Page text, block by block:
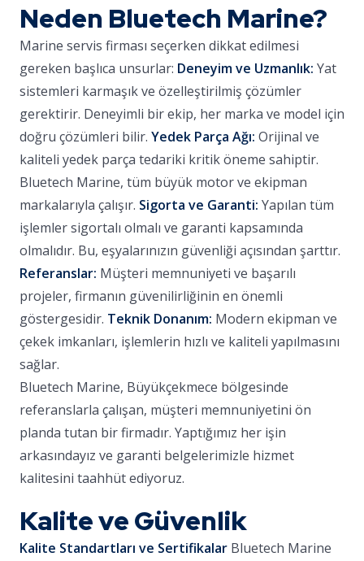
Neden Bluetech Marine?
Marine servis firması seçerken dikkat edilmesi
gereken başlıca unsurlar: Deneyim ve Uzmanlık: Yat
sistemleri karmaşık ve özelleştirilmiş çözümler
gerektirir. Deneyimli bir ekip, her marka ve model için
doğru çözümleri bilir. Yedek Parça Ağı: Orijinal ve
kaliteli yedek parça tedariki kritik öneme sahiptir.
Bluetech Marine, tüm büyük motor ve ekipman
markalarıyla çalışır. Sigorta ve Garanti: Yapılan tüm
işlemler sigortalı olmalı ve garanti kapsamında
olmalıdır. Bu, eşyalarınızın güvenliği açısından şarttır.
Referanslar: Müşteri memnuniyeti ve başarılı
projeler, firmanın güvenilirliğinin en önemli
göstergesidir. Teknik Donanım: Modern ekipman ve
çekek imkanları, işlemlerin hızlı ve kaliteli yapılmasını
sağlar.
Bluetech Marine, Büyükçekmece bölgesinde
referanslarla çalışan, müşteri memnuniyetini ön
planda tutan bir firmadır. Yaptığımız her işin
arkasındayız ve garanti belgelerimizle hizmet
kalitesini taahhüt ediyoruz.
Kalite ve Güvenlik
Kalite Standartları ve Sertifikalar Bluetech Marine